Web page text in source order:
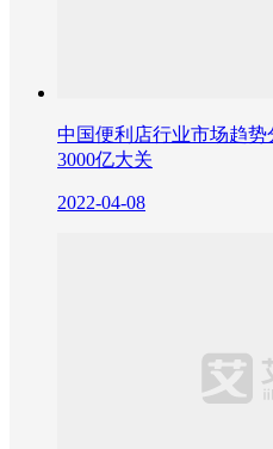
中国便利店行业市场趋势
3000亿大关
2022-04-08